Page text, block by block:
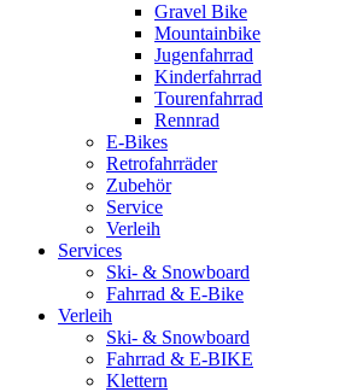
Gravel Bike
Mountainbike
Jugenfahrrad
Kinderfahrrad
Tourenfahrrad
Rennrad
E-Bikes
Retrofahrräder
Zubehör
Service
Verleih
Services
Ski- & Snowboard
Fahrrad & E-Bike
Verleih
Ski- & Snowboard
Fahrrad & E-BIKE
Klettern